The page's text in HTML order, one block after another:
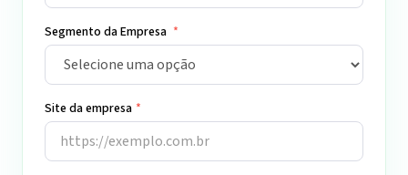
Segmento da Empresa *
Site da empresa *